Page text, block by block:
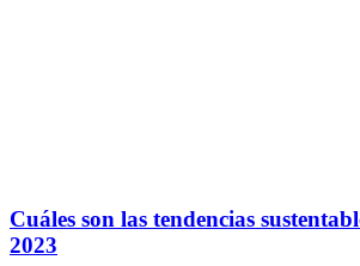
Cuáles son las tendencias
2023